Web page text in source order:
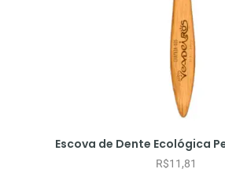
Escova de Dente Ecológica
R$11,81